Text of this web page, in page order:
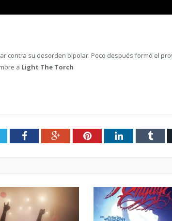
contra su desorden bipolar. Poco después formó el
a Light The Torch
FacebookGoogle+PinterestLinkedIn